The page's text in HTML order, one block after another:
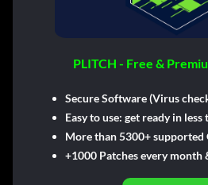
PLITCH - Free &
Secure Software (Virus
Easy to use: get ready in less
More than 5300+ supported
+1000 Patches every month